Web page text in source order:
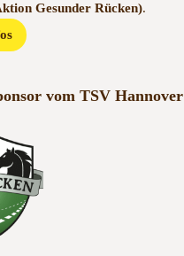
Gesunder Rücken).
vom TSV Hannover